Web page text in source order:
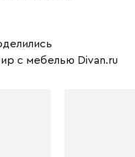
с мебелью Divan.ru